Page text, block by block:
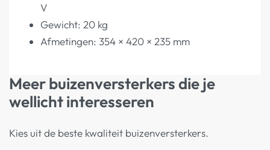
V
Gewicht: 20 kg
Afmetingen: 354 × 420 × 235 mm
Meer buizenversterkers die je
wellicht interesseren
Kies uit de beste kwaliteit buizenversterkers.